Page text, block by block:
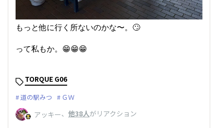
もっと他に行く所ないのかな〜。🙄
って私もか。😁😁😁
TORQUE G06
道の駅みつ ＧＷ
アッキー、 他38人がリアクション